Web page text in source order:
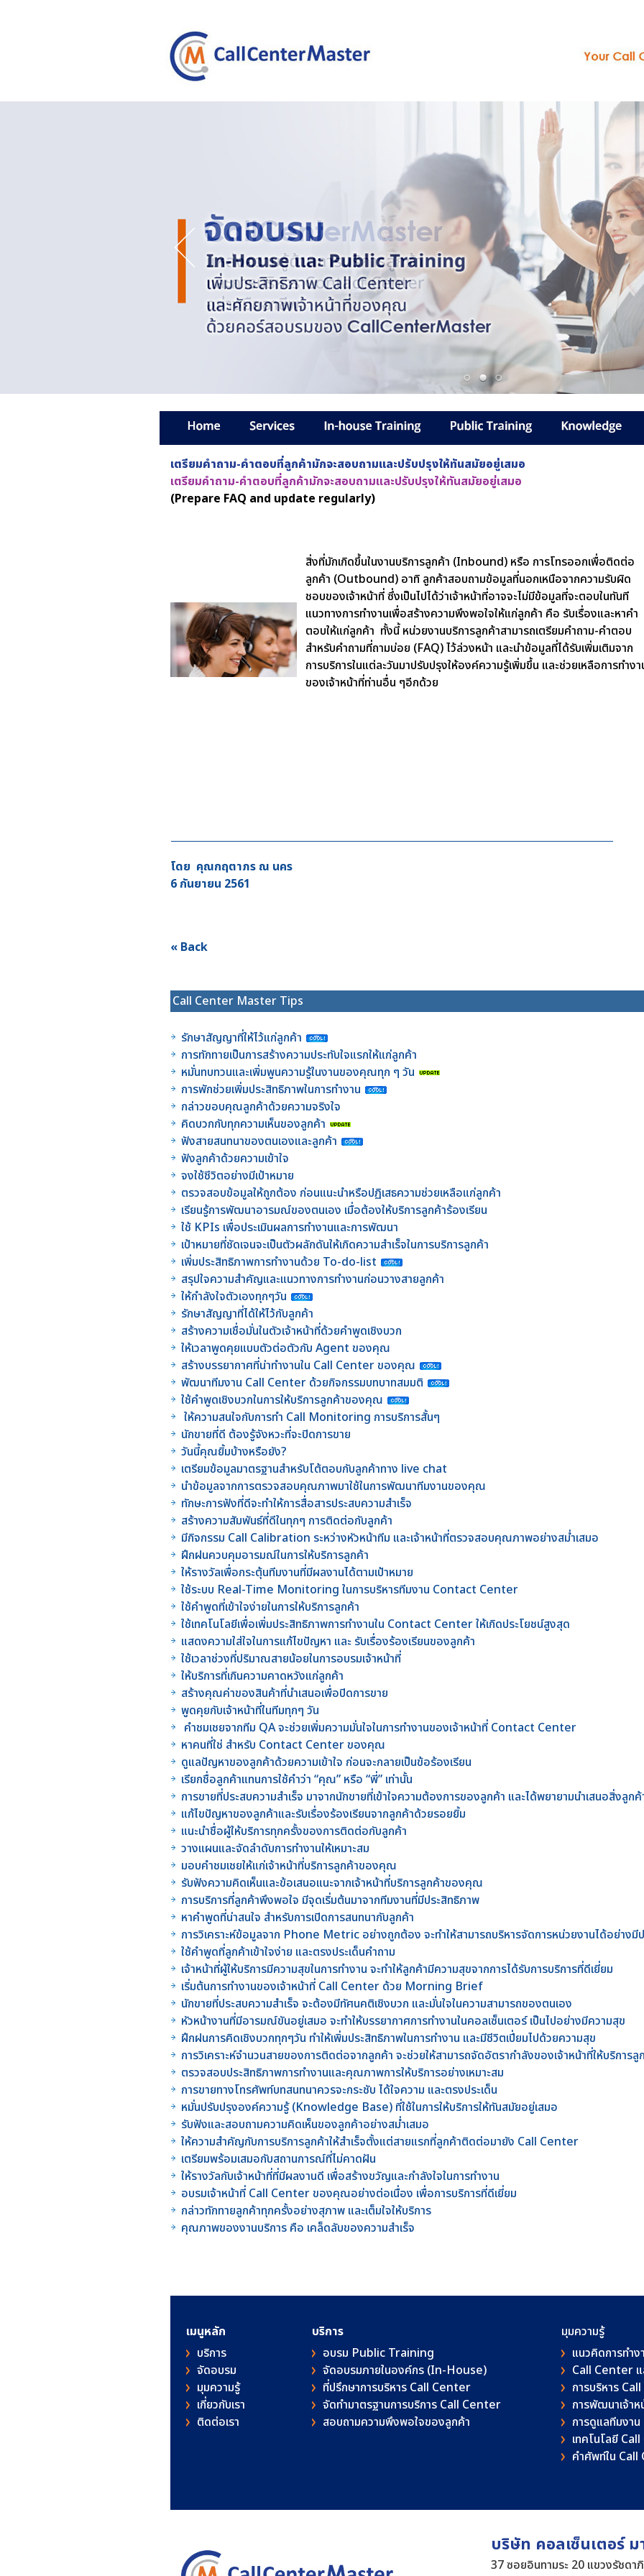
เตรียมคำถาม-คำตอบที่ลูกค้ามักจะสอบถามและปรับปรุงให้ทันสมัยอยู่เสมอ
เตรียมคำถาม-คำตอบที่ลูกค้ามักจะสอบถามและปรับปรุงให้ทันสมัยอยู่เสมอ
(Prepare FAQ and update regularly)
สิ่งที่มักเกิดขึ้นในงานบริการลูกค้า (Inbound) หรือ การโทรออกเพื่อติดต่อ
ลูกค้า (Outbound) อาทิ ลูกค้าสอบถามข้อมูลที่นอกเหนือจากความรับผิด
ชอบของเจ้าหน้าที่ ซึ่งเป็นไปได้ว่าเจ้าหน้าที่อาจจะไม่มีข้อมูลที่จะตอบในทันที
แนวทางการทำงานเพื่อสร้างความพึงพอใจให้แก่ลูกค้า คือ รับเรื่องและหาคำ
ตอบให้แก่ลูกค้า ทั้งนี้ หน่วยงานบริการลูกค้าสามารถเตรียมคำถาม-คำตอบ
สำหรับคำถามที่ถามบ่อย (FAQ) ไว้ล่วงหน้า และนำข้อมูลที่ได้รับเพิ่มเติมจาก
การบริการในแต่ละวันมาปรับปรุงให้องค์ความรู้เพิ่มขึ้น และช่วยเหลือการทำงา
ของเจ้าหน้าที่ท่านอื่น ๆอีกด้วย
โดย คุณกฤตาภร ณ นคร
6 กันยายน 2561
« Back
Call Center Master Tips
รักษาสัญญาที่ให้ไว้แก่ลูกค้า
การทักทายเป็นการสร้างความประทับใจแรกให้แก่ลูกค้า
หมั่นทบทวนและเพิ่มพูนความรู้ในงานของคุณทุก ๆ วัน
การพักช่วยเพิ่มประสิทธิภาพในการทำงาน
กล่าวขอบคุณลูกค้าด้วยความจริงใจ
คิดบวกกับทุกความเห็นของลูกค้า
ฟังสายสนทนาของตนเองและลูกค้า
ฟังลูกค้าด้วยความเข้าใจ
จงใช้ชีวิตอย่างมีเป้าหมาย
ตรวจสอบข้อมูลให้ถูกต้อง ก่อนแนะนำหรือปฏิเสธความช่วยเหลือแก่ลูกค้า
เรียนรู้การพัฒนาอารมณ์ของตนเอง เมื่อต้องให้บริการลูกค้าร้องเรียน
ใช้ KPIs เพื่อประเมินผลการทำงานและการพัฒนา
เป้าหมายที่ชัดเจนจะเป็นตัวผลักดันให้เกิดความสำเร็จในการบริการลูกค้า
เพิ่มประสิทธิภาพการทำงานด้วย To-do-list
สรุปใจความสำคัญและแนวทางการทำงานก่อนวางสายลูกค้า
ให้กำลังใจตัวเองทุกๆวัน
รักษาสัญญาที่ได้ให้ไว้กับลูกค้า
สร้างความเชื่อมั่นในตัวเจ้าหน้าที่ด้วยคำพูดเชิงบวก
ให้เวลาพูดคุยแบบตัวต่อตัวกับ Agent ของคุณ
สร้างบรรยากาศที่น่าทำงานใน Call Center ของคุณ
พัฒนาทีมงาน Call Center ด้วยกิจกรรมบทบาทสมมติ
ใช้คำพูดเชิงบวกในการให้บริการลูกค้าของคุณ
ให้ความสนใจกับการทำ Call Monitoring การบริการสั้นๆ
นักขายที่ดี ต้องรู้จังหวะที่จะปิดการขาย
วันนี้คุณยิ้มบ้างหรือยัง?
เตรียมข้อมูลมาตรฐานสำหรับโต้ตอบกับลูกค้าทาง live chat
นำข้อมูลจากการตรวจสอบคุณภาพมาใช้ในการพัฒนาทีมงานของคุณ
ทักษะการฟังที่ดีจะทำให้การสื่อสารประสบความสำเร็จ
สร้างความสัมพันธ์ที่ดีในทุกๆ การติดต่อกับลูกค้า
มีกิจกรรม Call Calibration ระหว่างหัวหน้าทีม และเจ้าหน้าที่ตรวจสอบคุณภาพอย่างสม่ำเสมอ
ฝึกฝนควบคุมอารมณ์ในการให้บริการลูกค้า
ให้รางวัลเพื่อกระตุ้นทีมงานที่มีผลงานได้ตามเป้าหมาย
ใช้ระบบ Real-Time Monitoring ในการบริหารทีมงาน Contact Center
ใช้คำพูดที่เข้าใจง่ายในการให้บริการลูกค้า
ใช้เทคโนโลยีเพื่อเพิ่มประสิทธิภาพการทำงานใน Contact Center ให้เกิดประโยชน์สูงสุด
แสดงความใส่ใจในการแก้ไขปัญหา และ รับเรื่องร้องเรียนของลูกค้า
ใช้เวลาช่วงที่ปริมาณสายน้อยในการอบรมเจ้าหน้าที่
ให้บริการที่เกินความคาดหวังแก่ลูกค้า
สร้างคุณค่าของสินค้าที่นำเสนอเพื่อปิดการขาย
พูดคุยกับเจ้าหน้าที่ในทีมทุกๆ วัน
คำชมเชยจากทีม QA จะช่วยเพิ่มความมั่นใจในการทำงานของเจ้าหน้าที่ Contact Center
หาคนที่ใช่ สำหรับ Contact Center ของคุณ
ดูแลปัญหาของลูกค้าด้วยความเข้าใจ ก่อนจะกลายเป็นข้อร้องเรียน
เรียกชื่อลูกค้าแทนการใช้คำว่า “คุณ” หรือ “พี่” เท่านั้น
การขายที่ประสบความสำเร็จ มาจากนักขายที่เข้าใจความต้องการของลูกค้า และได้พยายามนำเสนอสิ่งลูก
แก้ไขปัญหาของลูกค้าและรับเรื่องร้องเรียนจากลูกค้าด้วยรอยยิ้ม
แนะนำชื่อผู้ให้บริการทุกครั้งของการติดต่อกับลูกค้า
วางแผนและจัดลำดับการทำงานให้เหมาะสม
มอบคำชมเชยให้แก่เจ้าหน้าที่บริการลูกค้าของคุณ
รับฟังความคิดเห็นและข้อเสนอแนะจากเจ้าหน้าที่บริการลูกค้าของคุณ
การบริการที่ลูกค้าพึงพอใจ มีจุดเริ่มต้นมาจากทีมงานที่มีประสิทธิภาพ
หาคำพูดที่น่าสนใจ สำหรับการเปิดการสนทนากับลูกค้า
การวิเคราะห์ข้อมูลจาก Phone Metric อย่างถูกต้อง จะทำให้สามารถบริหารจัดการหน่วยงานได้อย่างมี
ใช้คำพูดที่ลูกค้าเข้าใจง่าย และตรงประเด็นคำถาม
เจ้าหน้าที่ผู้ให้บริการมีความสุขในการทำงาน จะทำให้ลูกค้ามีความสุขจากการได้รับการบริการที่ดีเยี่ยม
เริ่มต้นการทำงานของเจ้าหน้าที่ Call Center ด้วย Morning Brief
นักขายที่ประสบความสำเร็จ จะต้องมีทัศนคติเชิงบวก และมั่นใจในความสามารถของตนเอง
หัวหน้างานที่มีอารมณ์ขันอยู่เสมอ จะทำให้บรรยากาศการทำงานในคอลเซ็นเตอร์ เป็นไปอย่างมีความสุข
ฝึกฝนการคิดเชิงบวกทุกๆวัน ทำให้เพิ่มประสิทธิภาพในการทำงาน และมีชีวิตเปี่ยมไปด้วยความสุข
การวิเคราะห์จำนวนสายของการติดต่อจากลูกค้า จะช่วยให้สามารถจัดอัตรากำลังของเจ้าหน้าที่ให้บริการลู
ตรวจสอบประสิทธิภาพการทำงานและคุณภาพการให้บริการอย่างเหมาะสม
การขายทางโทรศัพท์บทสนทนาควรจะกระชับ ได้ใจความ และตรงประเด็น
หมั่นปรับปรุงองค์ความรู้ (Knowledge Base) ที่ใช้ในการให้บริการให้ทันสมัยอยู่เสมอ
รับฟังและสอบถามความคิดเห็นของลูกค้าอย่างสม่ำเสมอ
ให้ความสำคัญกับการบริการลูกค้าให้สำเร็จตั้งแต่สายแรกที่ลูกค้าติดต่อมายัง Call Center
เตรียมพร้อมเสมอกับสถานการณ์ที่ไม่คาดฝัน
ให้รางวัลกับเจ้าหน้าที่ที่มีผลงานดี เพื่อสร้างขวัญและกำลังใจในการทำงาน
อบรมเจ้าหน้าที่ Call Center ของคุณอย่างต่อเนื่อง เพื่อการบริการที่ดีเยี่ยม
กล่าวทักทายลูกค้าทุกครั้งอย่างสุภาพ และเต็มใจให้บริการ
คุณภาพของงานบริการ คือ เคล็ดลับของความสำเร็จ
เมนูหลัก
บริการ
จัดอบรม
มุมความรู้
เกี่ยวกับเรา
ติดต่อเรา
บริการ
อบรม Public Training
จัดอบรมภายในองค์กร (In-House)
ที่ปรึกษาการบริหาร Call Center
จัดทำมาตรฐานการบริการ Call Center
สอบถามความพึงพอใจของลูกค้า
มุมความรู้
แนวคิดการทำง
Call Center แ
การบริหาร
การพัฒนาเจ้าห
การดูแลทีมงาน
เทคโนโลยี
คําศัพท์ใน
บริษัท คอลเซ็นเตอร์ ม
37 ซอยอินทามระ 20 แขวงรัชดา